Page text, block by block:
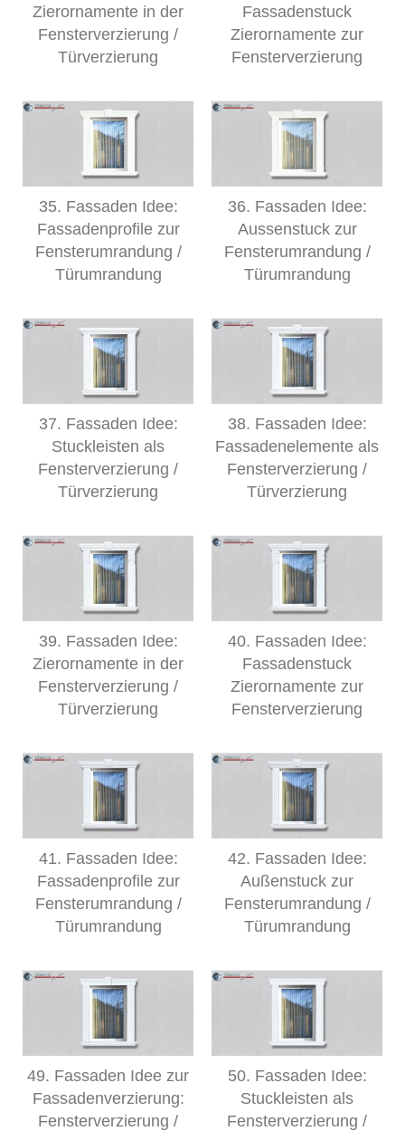
Zierornamente in der
Fensterverzierung /
Türverzierung
Fassadenstuck
Zierornamente zur
Fensterverzierung
35. Fassaden Idee:
Fassadenprofile zur
Fensterumrandung /
Türumrandung
36. Fassaden Idee:
Aussenstuck zur
Fensterumrandung /
Türumrandung
37. Fassaden Idee:
Stuckleisten als
Fensterverzierung /
Türverzierung
38. Fassaden Idee:
Fassadenelemente als
Fensterverzierung /
Türverzierung
39. Fassaden Idee:
Zierornamente in der
Fensterverzierung /
Türverzierung
40. Fassaden Idee:
Fassadenstuck
Zierornamente zur
Fensterverzierung
41. Fassaden Idee:
Fassadenprofile zur
Fensterumrandung /
Türumrandung
42. Fassaden Idee:
Außenstuck zur
Fensterumrandung /
Türumrandung
49. Fassaden Idee zur
Fassadenverzierung:
Fensterverzierung /
50. Fassaden Idee:
Stuckleisten als
Fensterverzierung /